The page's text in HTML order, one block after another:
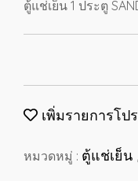
ตู้แช่เย็น 1 ประตู
เพิ่มรายการโป
หมวดหมู่ : ตู้แช่เย็น ,